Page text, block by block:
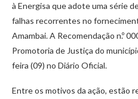
à Energisa que adote uma série
falhas recorrentes no
Amambai. A Recomendação n.º
Promotoria de Justiça do
feira (09) no Diário Oficial.
Entre os motivos da ação, estão